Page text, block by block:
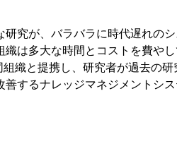
究が、バラバラに時代遅れのシ
織は多大な時間とコストを費や
織と提携し、研究者が過去の
善するナレッジマネジメントシ